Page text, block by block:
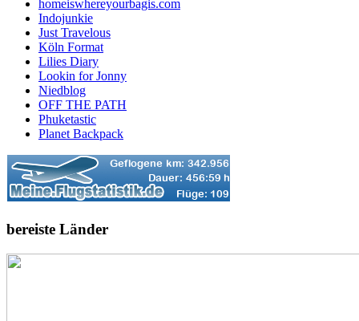
homeiswhereyourbagis.com
Indojunkie
Just Travelous
Köln Format
Lilies Diary
Lookin for Jonny
Niedblog
OFF THE PATH
Phuketastic
Planet Backpack
bereiste Länder